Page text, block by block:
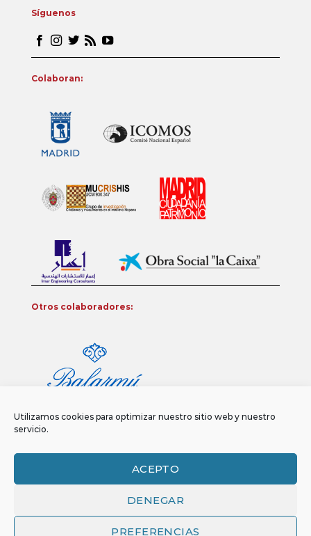
Utilizamos cookies para optimizar nuestro sitio web y nuestro
servicio.
ACEPTO
DENEGAR
PREFERENCIAS
Síguenos
Colaboran:
Otros colaboradores:
Política de privacidad